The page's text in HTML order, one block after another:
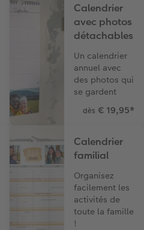
Calendrier
avec photos
détachables
Un calendrier
annuel avec
des photos qui
se gardent
dès € 19,95*
Calendrier
familial
Organisez
facilement les
activités de
toute la famille
!